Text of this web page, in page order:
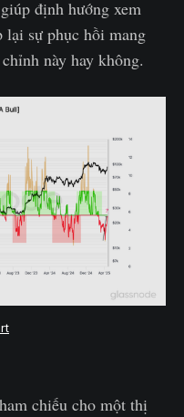
định hướng xem
sự phục hồi mang
này hay không.
chiếu cho một thị